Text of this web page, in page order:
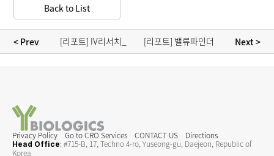
Back to List
< Prev
[리포트] IV리서치_
와이바이오로직스-
[리포트] 밸류파인더
_와이바이오로직스
Next >
Privacy Policy Go to CRO Services CONTACT US Directions
Head Office: #715-B, 17, Techno 4-ro, Yuseong-gu, Daejeon, Republic of
Korea